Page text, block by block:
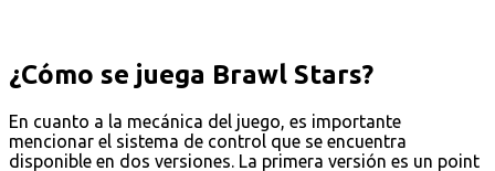
¿Cómo se juega Brawl Stars?
En cuanto a la mecánica del juego, es importante
mencionar el sistema de control que se encuentra
disponible en dos versiones. La primera versión es un point